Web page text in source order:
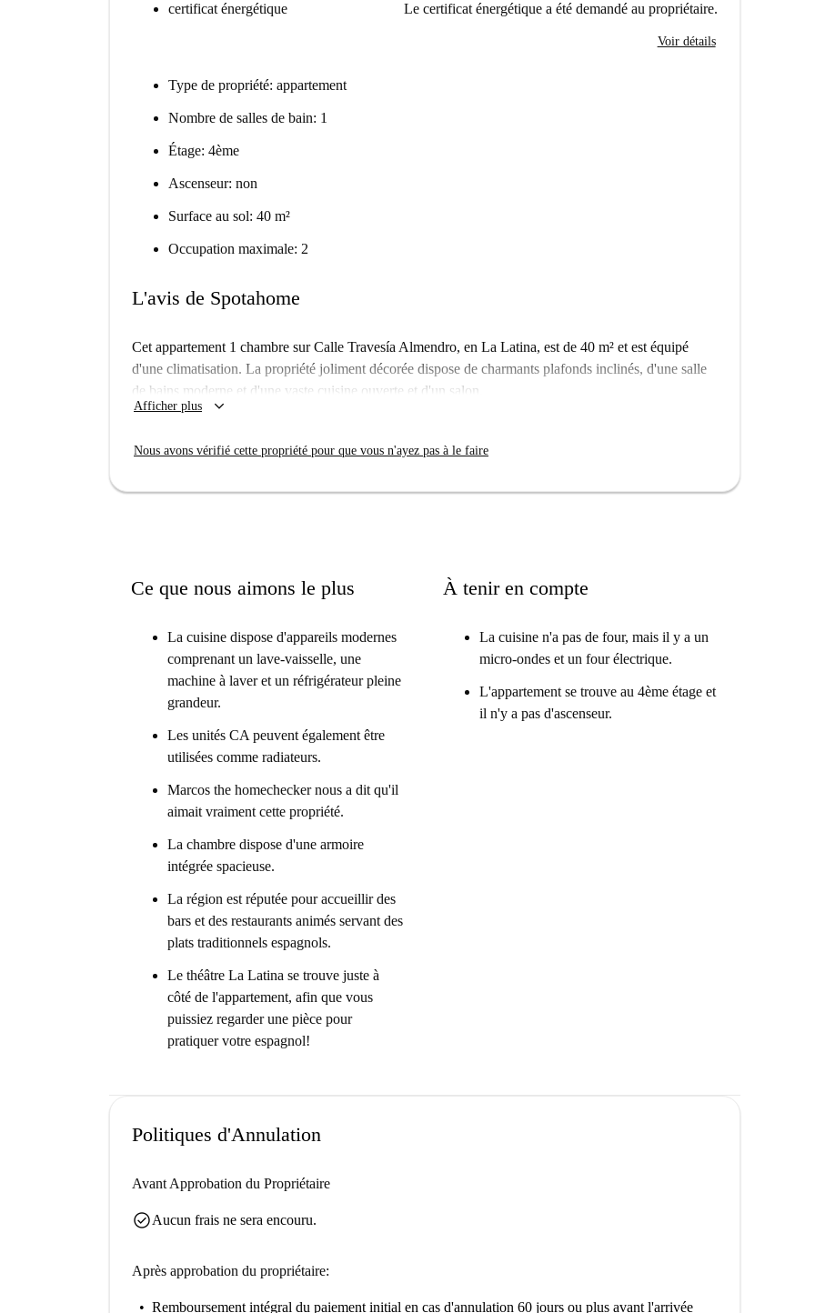
certificat énergétique Le certificat énergétique a été demandé au propriétaire.
Voir détails
Type de propriété: appartement
Nombre de salles de bain: 1
Étage: 4ème
Ascenseur: non
Surface au sol: 40 m²
Occupation maximale: 2
L'avis de Spotahome
Cet appartement 1 chambre sur Calle Travesía Almendro, en La Latina, est de 40 m² et est équipé
d'une climatisation. La propriété joliment décorée dispose de charmants plafonds inclinés, d'une salle
de bains moderne et d'une vaste cuisine ouverte et d'un salon.
Royal et de la Gran Via. Le marché de Mercado de la Cebada se trouve juste au coin de la rue et le
Afficher plus keyboard_arrow_down
Nous avons vérifié cette propriété pour que vous n'ayez pas à le faire
Ce que nous aimons le plus
La cuisine dispose d'appareils modernes
comprenant un lave-vaisselle, une
machine à laver et un réfrigérateur pleine
grandeur.
Les unités CA peuvent également être
utilisées comme radiateurs.
Marcos the homechecker nous a dit qu'il
aimait vraiment cette propriété.
La chambre dispose d'une armoire
intégrée spacieuse.
La région est réputée pour accueillir des
bars et des restaurants animés servant des
plats traditionnels espagnols.
Le théâtre La Latina se trouve juste à
côté de l'appartement, afin que vous
puissiez regarder une pièce pour
pratiquer votre espagnol!
À tenir en compte
La cuisine n'a pas de four, mais il y a un
micro-ondes et un four électrique.
L'appartement se trouve au 4ème étage et
il n'y a pas d'ascenseur.
Politiques d'Annulation
Avant Approbation du Propriétaire
check_circleAucun frais ne sera encouru.
Après approbation du propriétaire:
Remboursement intégral du paiement initial en cas d'annulation 60 jours ou plus avant l'arrivée